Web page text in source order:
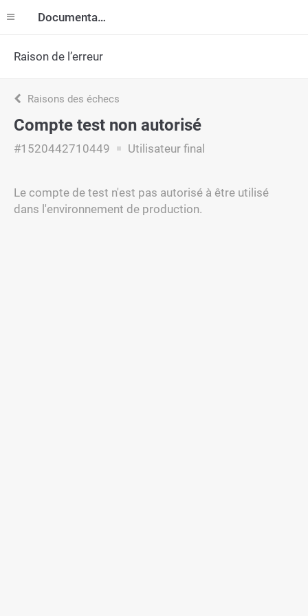
Documentation
Raison de l’erreur
Raisons des échecs
Compte test non autorisé
#1520442710449 Utilisateur final
Le compte de test n'est pas autorisé à être utilisé
dans l'environnement de production.